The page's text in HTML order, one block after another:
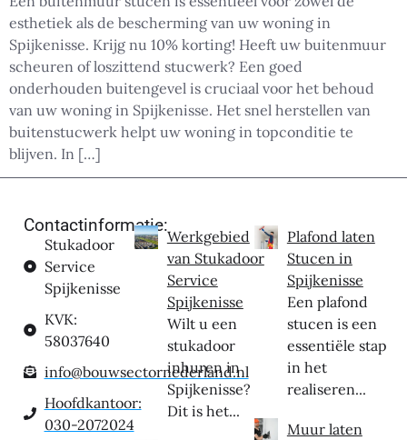
esthetiek als de bescherming van uw woning in
Spijkenisse. Krijg nu 10% korting! Heeft uw buitenmuur
scheuren of loszittend stucwerk? Een goed
onderhouden buitengevel is cruciaal voor het behoud
van uw woning in Spijkenisse. Het snel herstellen van
buitenstucwerk helpt uw woning in topconditie te
blijven. In […]
Contactinformatie:
Stukadoor
Service
Spijkenisse
KVK:
58037640
info@bouwsectornederland.nl
Hoofdkantoor:
030-2072024
Werkgebied
van Stukadoor
Service
Spijkenisse
Wilt u een
stukadoor
inhuren in
Spijkenisse?
Dit is het...
Plafond laten
Stucen in
Spijkenisse
Een plafond
stucen is een
essentiële stap
in het
realiseren...
Muur laten